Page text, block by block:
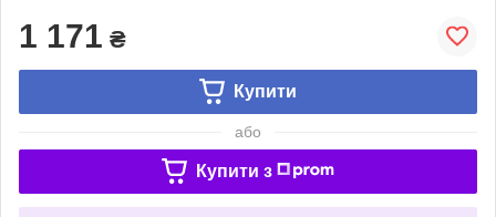
1 171 ₴
Купити
або
Купити з